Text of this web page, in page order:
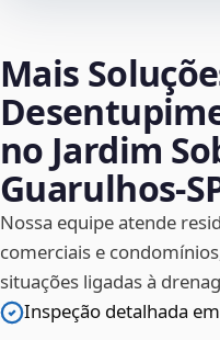
Mais
no Jardim
Nossa equipe atende
comerciais e
situações ligadas à
Inspeção detalhada